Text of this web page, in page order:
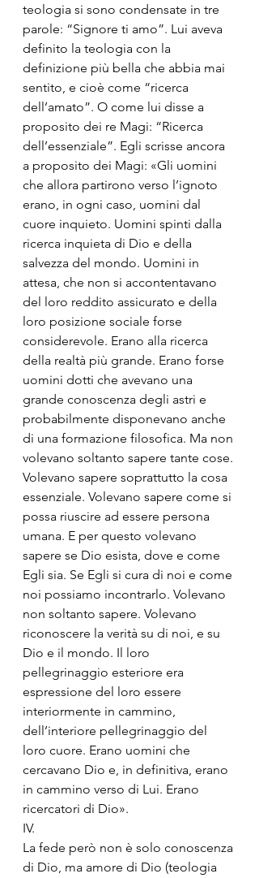
teologia si sono condensate in tre
parole: “Signore ti amo”. Lui aveva
definito la teologia con la
definizione più bella che abbia mai
sentito, e cioè come “ricerca
dell’amato”. O come lui disse a
proposito dei re Magi: “Ricerca
dell’essenziale”. Egli scrisse ancora
a proposito dei Magi: «Gli uomini
che allora partirono verso l’ignoto
erano, in ogni caso, uomini dal
cuore inquieto. Uomini spinti dalla
ricerca inquieta di Dio e della
salvezza del mondo. Uomini in
attesa, che non si accontentavano
del loro reddito assicurato e della
loro posizione sociale forse
considerevole. Erano alla ricerca
della realtà più grande. Erano forse
uomini dotti che avevano una
grande conoscenza degli astri e
probabilmente disponevano anche
di una formazione filosofica. Ma non
volevano soltanto sapere tante cose.
Volevano sapere soprattutto la cosa
essenziale. Volevano sapere come si
possa riuscire ad essere persona
umana. E per questo volevano
sapere se Dio esista, dove e come
Egli sia. Se Egli si cura di noi e come
noi possiamo incontrarlo. Volevano
non soltanto sapere. Volevano
riconoscere la verità su di noi, e su
Dio e il mondo. Il loro
pellegrinaggio esteriore era
espressione del loro essere
interiormente in cammino,
dell’interiore pellegrinaggio del
loro cuore. Erano uomini che
cercavano Dio e, in definitiva, erano
in cammino verso di Lui. Erano
ricercatori di Dio».
IV.
La fede però non è solo conoscenza
di Dio, ma amore di Dio (teologia